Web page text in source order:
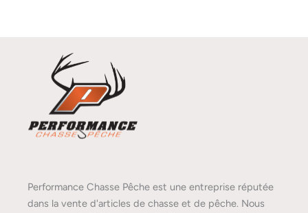
Performance Chasse Pêche est une entreprise réputée
dans la vente d'articles de chasse et de pêche. Nous